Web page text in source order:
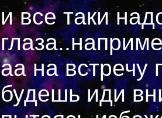
и все таки
аа на встречу
будешь иди